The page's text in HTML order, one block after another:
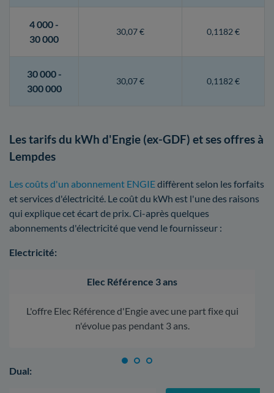
4 000 -
30 000
30,07 € 0,1182 €
30 000 -
300 000
30,07 € 0,1182 €
Les tarifs du kWh d'Engie (ex-GDF) et ses offres à
Lempdes
Les coûts d'un abonnement ENGIEdiffèrent selon les forfaits
et services d'électricité. Le coût du kWh est l'une des raisons
qui explique cet écart de prix. Ci-après quelques
abonnements d'électricité que vend le fournisseur :
Electricité:
Elec Référence 3 ans
L'offre Elec Référence d'Engie avec une part fixe qui
n'évolue pas pendant 3 ans.
Dual: